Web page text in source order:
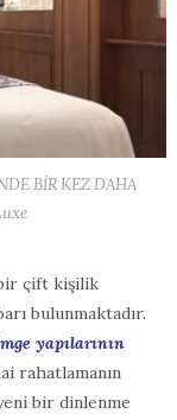
BİR KEZ DAHA
çift kişilik
bulunmaktadır.
yapılarının
rahatlamanın
bir dinlenme